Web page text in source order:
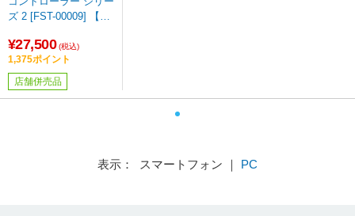
ズ 2 [FST-00009] 【sof
¥27,500 (税込)
1,375ポイント
店舗併売品
表示： スマートフォン ｜ PC